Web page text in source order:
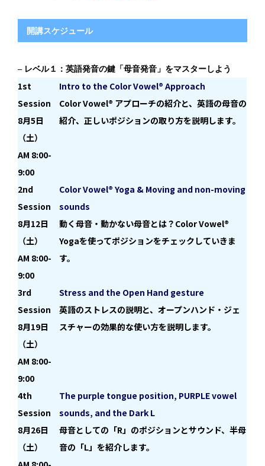
開講スケジュール
– レベル１：英語発音の鍵「母音発音」をマスターしよう
1st
Session
8月5日
（土）
AM 8:00-
9:00
Intro to the Color Vowel® Approach
Color Vowel® アプローチの紹介と、英語の母音の
紹介、正しいポジションの取り方を説明します。
2nd
Session
8月12日
（土）
AM 8:00-
9:00
Color Vowel® Yoga & Moving and non-moving
sounds
動く母音・動かない母音とは？Color Vowel®
Yogaを使ってポジションをチェックしていきま
す。
3rd
Session
8月19日
（土）
AM 8:00-
9:00
Stress and the Open Hand gesture
英語のストレスの説明と、オープンハンド・ジェ
スチャーの効果的な使い方を説明します。
4th
Session
8月26日
（土）
The purple tongue position, PURPLE vowel
sounds, and the Dark L
母音としての「R」のポジションとサウンド、半母
音の「L」を紹介します。